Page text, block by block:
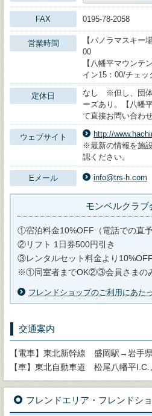
FAX 0195-78-2058
営業時間
【パノラマスキー
00
【八幡平マウン
イン15：00/チェッ
定休日
なし ※但し、団体
ーズあり。【八幡
て直接お問い合わ
ウェブサイト
http://
※最新の情報を施
認ください。
Eメール info@trs-h.com
モンベルクラブ
①宿泊料金10%OFF（電話での直予
②リフト 1日券500円引き
③レンタルセット料金より10%OFF
※①同室者までOK②③会員さまの
フレンドショップのご利用にあた
交通案内
【電車】東北新幹線 盛岡駅→岩手
【車】東北自動車道 松尾八幡平
フレンドエリア・フレンドシ